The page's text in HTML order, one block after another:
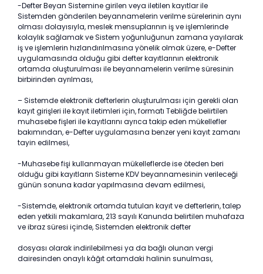
-Defter Beyan Sistemine girilen veya iletilen kayıtlar ile
Sistemden gönderilen beyannamelerin verilme sürelerinin aynı
olması dolayısıyla, meslek mensuplarının iş ve işlemlerinde
kolaylık sağlamak ve Sistem yoğunluğunun zamana yayılarak
iş ve işlemlerin hızlandırılmasına yönelik olmak üzere, e-Defter
uygulamasında olduğu gibi defter kayıtlarının elektronik
ortamda oluşturulması ile beyannamelerin verilme süresinin
birbirinden ayrılması,
– Sistemde elektronik defterlerin oluşturulması için gerekli olan
kayıt girişleri ile kayıt iletimleri için, formatı Tebliğde belirtilen
muhasebe fişleri ile kayıtlarını ayrıca takip eden mükellefler
bakımından, e-Defter uygulamasına benzer yeni kayıt zamanı
tayin edilmesi,
-Muhasebe fişi kullanmayan mükelleflerde ise öteden beri
olduğu gibi kayıtların Sisteme KDV beyannamesinin verileceği
günün sonuna kadar yapılmasına devam edilmesi,
-Sistemde, elektronik ortamda tutulan kayıt ve defterlerin, talep
eden yetkili makamlara, 213 sayılı Kanunda belirtilen muhafaza
ve ibraz süresi içinde, Sistemden elektronik defter
dosyası olarak indirilebilmesi ya da bağlı olunan vergi
dairesinden onaylı kâğıt ortamdaki halinin sunulması,